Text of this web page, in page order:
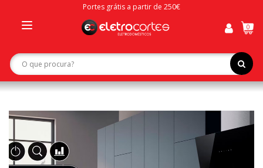
Portes grátis a partir de 250€
navigation
0